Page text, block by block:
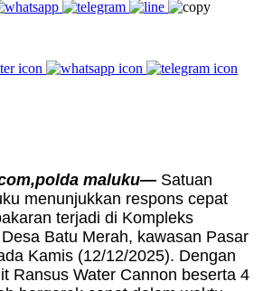
maluku— Satuan
menunjukkan respons cepat
terjadi di Kompleks
Batu Merah, kawasan Pasar
Kamis (12/12/2025). Dengan
Ransus Water Cannon beserta 4